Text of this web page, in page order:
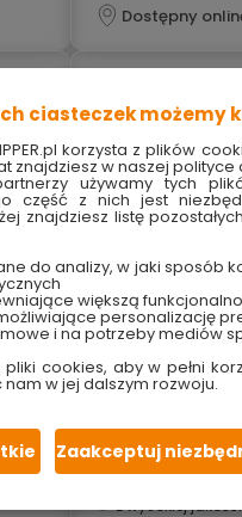
Dostępny
Miska Lamela
wyposażona w
poręczna i
z wysokiej
ciasteczek możemy
korzysta z plików
znajdziesz w naszej polityce
używamy tych
część z nich jest
znajdziesz listę
do analizy, w jaki sposób
większą
personalizację
i na potrzeby mediów
cookies, aby w pełni
w jej dalszym rozwoju.
Zaakceptuj